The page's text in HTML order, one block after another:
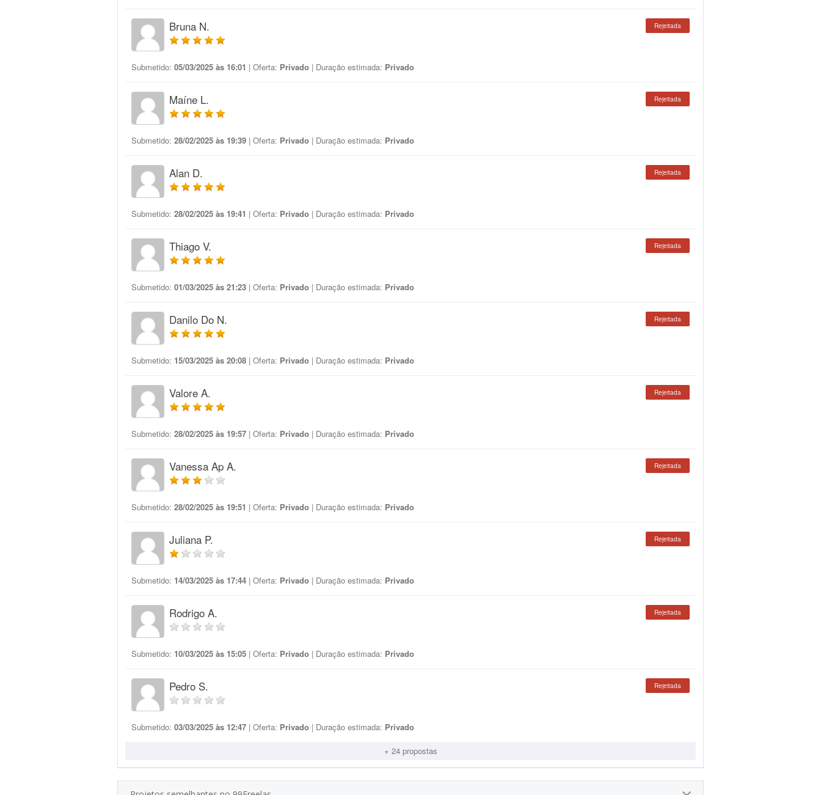
Bruna N. Rejeitada
Submetido: 05/03/2025 às 16:01 | Oferta: Privado | Duração estimada: Privado
Maíne L. Rejeitada
Submetido: 28/02/2025 às 19:39 | Oferta: Privado | Duração estimada: Privado
Alan D. Rejeitada
Submetido: 28/02/2025 às 19:41 | Oferta: Privado | Duração estimada: Privado
Thiago V. Rejeitada
Submetido: 01/03/2025 às 21:23 | Oferta: Privado | Duração estimada: Privado
Danilo Do N. Rejeitada
Submetido: 15/03/2025 às 20:08 | Oferta: Privado | Duração estimada: Privado
Valore A. Rejeitada
Submetido: 28/02/2025 às 19:57 | Oferta: Privado | Duração estimada: Privado
Vanessa Ap A. Rejeitada
Submetido: 28/02/2025 às 19:51 | Oferta: Privado | Duração estimada: Privado
Juliana P. Rejeitada
Submetido: 14/03/2025 às 17:44 | Oferta: Privado | Duração estimada: Privado
Rodrigo A. Rejeitada
Submetido: 10/03/2025 às 15:05 | Oferta: Privado | Duração estimada: Privado
Pedro S. Rejeitada
Submetido: 03/03/2025 às 12:47 | Oferta: Privado | Duração estimada: Privado
+ 24 propostas